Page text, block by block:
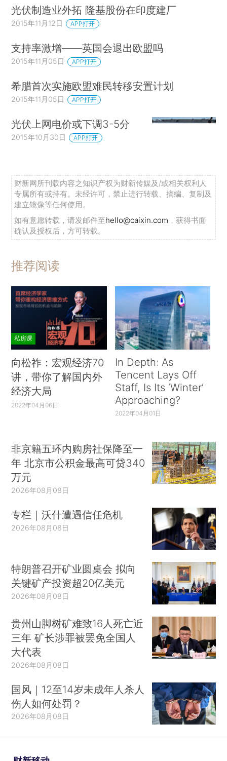
光伏制造业外拓 隆基股份在印度建厂
2015年11月12日 APP打开
支持率激增——英国会退出欧盟吗
2015年11月05日 APP打开
希腊首次实施欧盟难民转移安置计划
2015年11月05日 APP打开
光伏上网电价或下调3-5分
2015年10月30日 APP打开
财新网所刊载内容之知识产权为财新传媒及/或相关权利人
专属所有或持有。未经许可，禁止进行转载、摘编、复制及
建立镜像等任何使用。
如有意愿转载，请发邮件至hello@caixin.com ，获得书面
确认及授权后，方可转载。
推荐阅读
私房课
向松祚：宏观经济70
讲，带你了解国内外
经济大局
2022年04月06日
In Depth: As
Tencent Lays Off
Staff, Is Its ‘Winter’
Approaching?
2022年04月01日
非京籍五环内购房社保降至一
年 北京市公积金最高可贷340
万元
2026年08月08日
专栏｜沃什遭遇信任危机
2026年08月08日
特朗普召开矿业圆桌会 拟向
关键矿产投资超20亿美元
2026年08月08日
贵州山脚树矿难致16人死亡近
三年 矿长涉罪被罢免全国人
大代表
2026年08月08日
国风｜12至14岁未成年人杀人
伤人如何处罚？
2026年08月08日